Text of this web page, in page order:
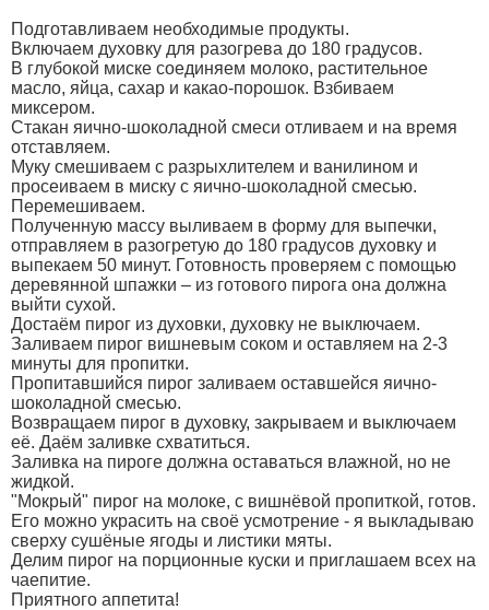
Подготавливаем необходимые продукты.
Включаем духовку для разогрева до 180 градусов.
В глубокой миске соединяем молоко, растительное
масло, яйца, сахар и какао-порошок. Взбиваем
миксером.
Стакан яично-шоколадной смеси отливаем и на время
отставляем.
Муку смешиваем с разрыхлителем и ванилином и
просеиваем в миску с яично-шоколадной смесью.
Перемешиваем.
Полученную массу выливаем в форму для выпечки,
отправляем в разогретую до 180 градусов духовку и
выпекаем 50 минут. Готовность проверяем с помощью
деревянной шпажки – из готового пирога она должна
выйти сухой.
Достаём пирог из духовки, духовку не выключаем.
Заливаем пирог вишневым соком и оставляем на 2-3
минуты для пропитки.
Пропитавшийся пирог заливаем оставшейся яично-
шоколадной смесью.
Возвращаем пирог в духовку, закрываем и выключаем
её. Даём заливке схватиться.
Заливка на пироге должна оставаться влажной, но не
жидкой.
"Мокрый" пирог на молоке, с вишнёвой пропиткой, готов.
Его можно украсить на своё усмотрение - я выкладываю
сверху сушёные ягоды и листики мяты.
Делим пирог на порционные куски и приглашаем всех на
чаепитие.
Приятного аппетита!